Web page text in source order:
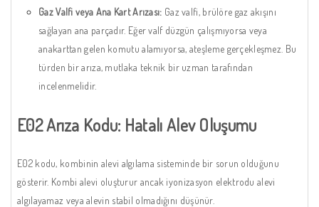
Gaz Valfi veya Ana Kart Arızası: Gaz valfi, brülöre gaz akışını
sağlayan ana parçadır. Eğer valf düzgün çalışmıyorsa veya
anakarttan gelen komutu alamıyorsa, ateşleme gerçekleşmez. Bu
türden bir arıza, mutlaka teknik bir uzman tarafından
incelenmelidir.
E02 Arıza Kodu: Hatalı Alev Oluşumu
E02 kodu, kombinin alevi algılama sisteminde bir sorun olduğunu
gösterir. Kombi alevi oluşturur ancak iyonizasyon elektrodu alevi
algılayamaz veya alevin stabil olmadığını düşünür.